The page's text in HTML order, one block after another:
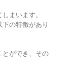
まいます。
の特徴があり
ができ、その